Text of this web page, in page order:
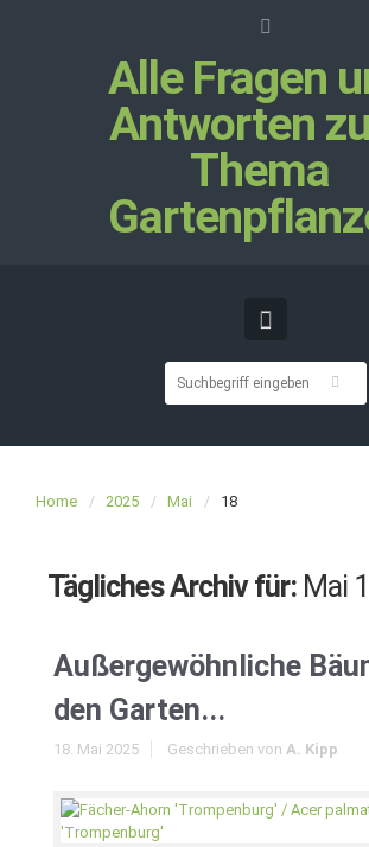
Alle Fragen
Antworten
Thema
Home 2025 Mai 18
Tägliches Archiv für: Mai
Außergewöhnliche
den Garten...
18. Mai 2025 Geschrieben von A. Kipp